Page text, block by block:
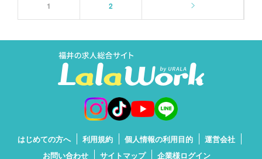
1 2
はじめての方へ 利用規約 個人情報の利用目的
運営会社
お問い合わせ
サイトマップ 企業様ログイン